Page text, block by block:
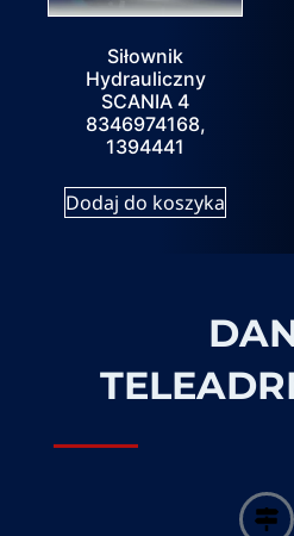
Siłownik
Hydrauliczny
SCANIA 4
8346974168,
1394441
Dodaj do koszyka